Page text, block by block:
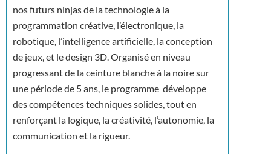
nos futurs ninjas de la technologie à la
programmation créative, l’électronique, la
robotique, l’intelligence artificielle, la conception
de jeux, et le design 3D. Organisé en niveau
progressant de la ceinture blanche à la noire sur
une période de 5 ans, le programme développe
des compétences techniques solides, tout en
renforçant la logique, la créativité, l’autonomie, la
communication et la rigueur.